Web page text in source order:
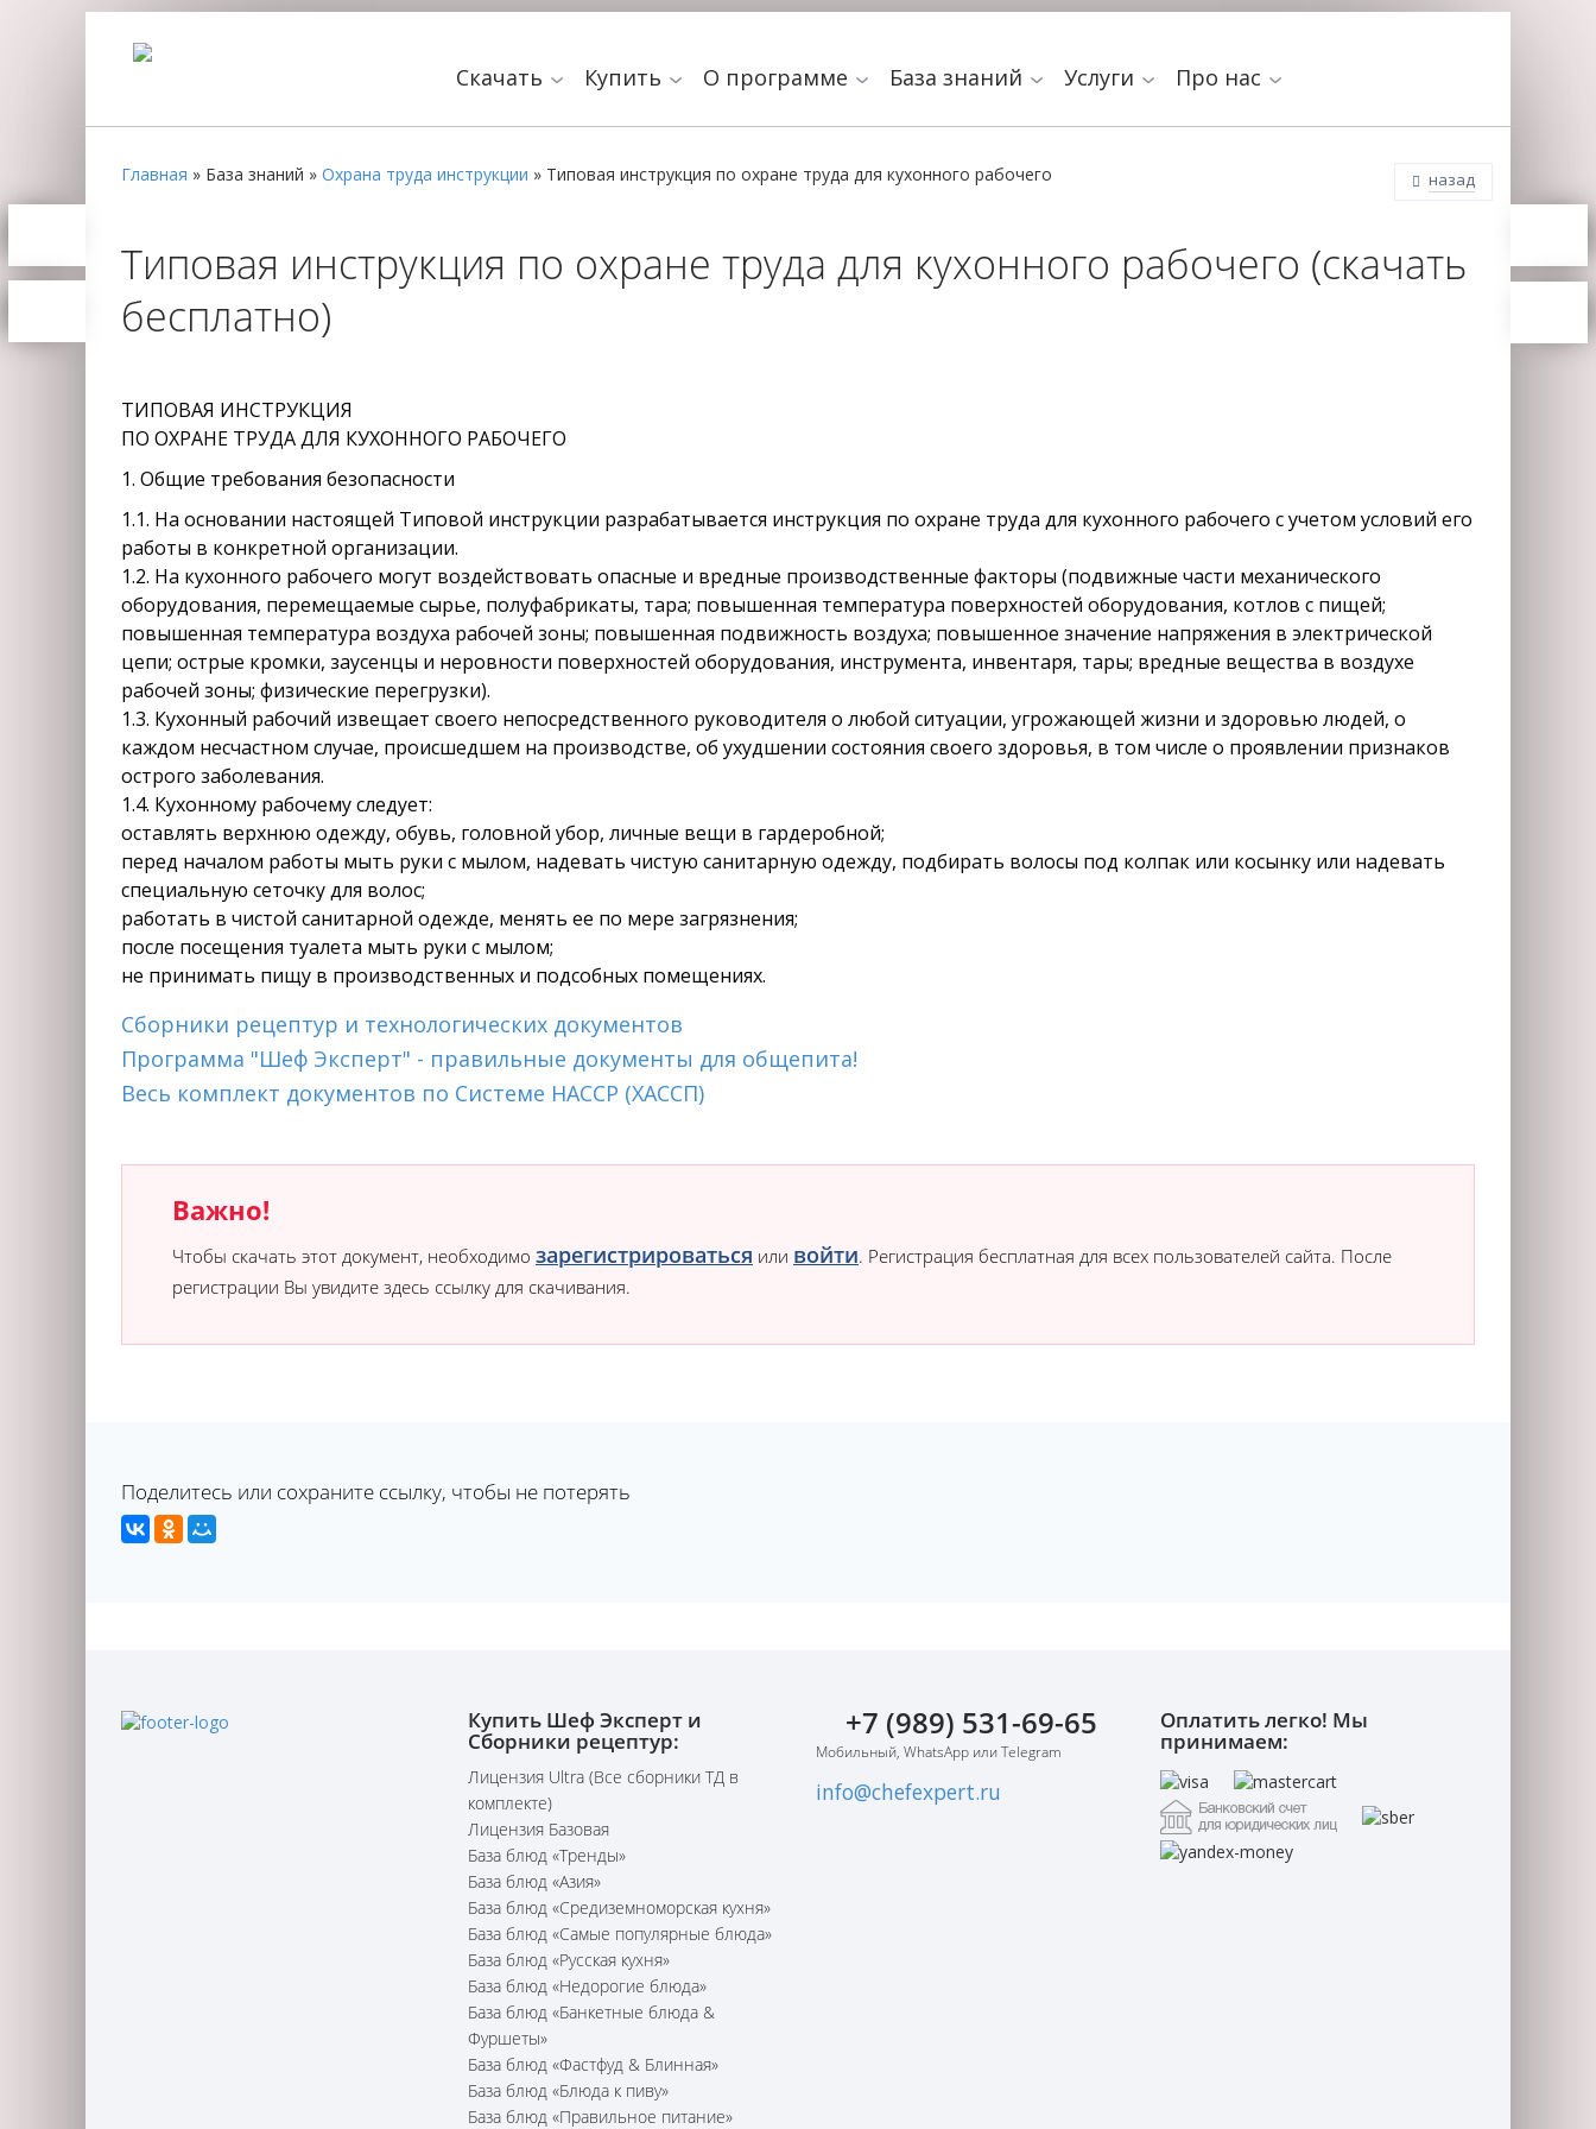
Скачать Купить О программе База знаний Услуги Про нас
Главная » База знаний » Охрана труда инструкции » Типовая инструкция по охране труда для кухонного рабочего назад
Типовая инструкция по охране труда для кухонного рабочего (скачать
бесплатно)
ТИПОВАЯ ИНСТРУКЦИЯ
ПО ОХРАНЕ ТРУДА ДЛЯ КУХОННОГО РАБОЧЕГО
1. Общие требования безопасности
1.1. На основании настоящей Типовой инструкции разрабатывается инструкция по охране труда для кухонного рабочего с учетом условий его
работы в конкретной организации.
1.2. На кухонного рабочего могут воздействовать опасные и вредные производственные факторы (подвижные части механического
оборудования, перемещаемые сырье, полуфабрикаты, тара; повышенная температура поверхностей оборудования, котлов с пищей;
повышенная температура воздуха рабочей зоны; повышенная подвижность воздуха; повышенное значение напряжения в электрической
цепи; острые кромки, заусенцы и неровности поверхностей оборудования, инструмента, инвентаря, тары; вредные вещества в воздухе
рабочей зоны; физические перегрузки).
1.3. Кухонный рабочий извещает своего непосредственного руководителя о любой ситуации, угрожающей жизни и здоровью людей, о
каждом несчастном случае, происшедшем на производстве, об ухудшении состояния своего здоровья, в том числе о проявлении признаков
острого заболевания.
1.4. Кухонному рабочему следует:
оставлять верхнюю одежду, обувь, головной убор, личные вещи в гардеробной;
перед началом работы мыть руки с мылом, надевать чистую санитарную одежду, подбирать волосы под колпак или косынку или надевать
специальную сеточку для волос;
работать в чистой санитарной одежде, менять ее по мере загрязнения;
после посещения туалета мыть руки с мылом;
не принимать пищу в производственных и подсобных помещениях.
Сборники рецептур и технологических документов
Программа "Шеф Эксперт" - правильные документы для общепита!
Весь комплект документов по Системе HACCP (ХАССП)
Важно!
Чтобы скачать этот документ, необходимо зарегистрироваться или войти. Регистрация бесплатная для всех пользователей сайта. После
регистрации Вы увидите здесь ссылку для скачивания.
Поделитесь или сохраните ссылку, чтобы не потерять
Купить Шеф Эксперт и
Сборники рецептур:
Лицензия Ultra (Все сборники ТД в
комплекте)
Лицензия Базовая
База блюд «Тренды»
База блюд «Азия»
База блюд «Средиземноморская кухня»
База блюд «Самые популярные блюда»
База блюд «Русская кухня»
База блюд «Недорогие блюда»
База блюд «Банкетные блюда &
Фуршеты»
База блюд «Фастфуд & Блинная»
База блюд «Блюда к пиву»
База блюд «Правильное питание»
+7 (989) 531-69-65
Мобильный, WhatsApp или Telegram
info@chefexpert.ru
Оплатить легко! Мы
принимаем: